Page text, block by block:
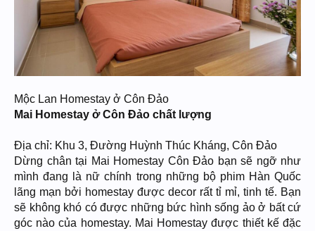
Mộc Lan Homestay ở Côn Đảo
Mai Homestay ở Côn Đảo chất lượng
Địa chỉ: Khu 3, Đường Huỳnh Thúc Kháng, Côn Đảo
Dừng chân tại Mai Homestay Côn Đảo bạn sẽ ngỡ như
mình đang là nữ chính trong những bộ phim Hàn Quốc
lãng mạn bởi homestay được decor rất tỉ mỉ, tinh tế. Bạn
sẽ không khó có được những bức hình sống ảo ở bất cứ
góc nào của homestay. Mai Homestay được thiết kế đặc